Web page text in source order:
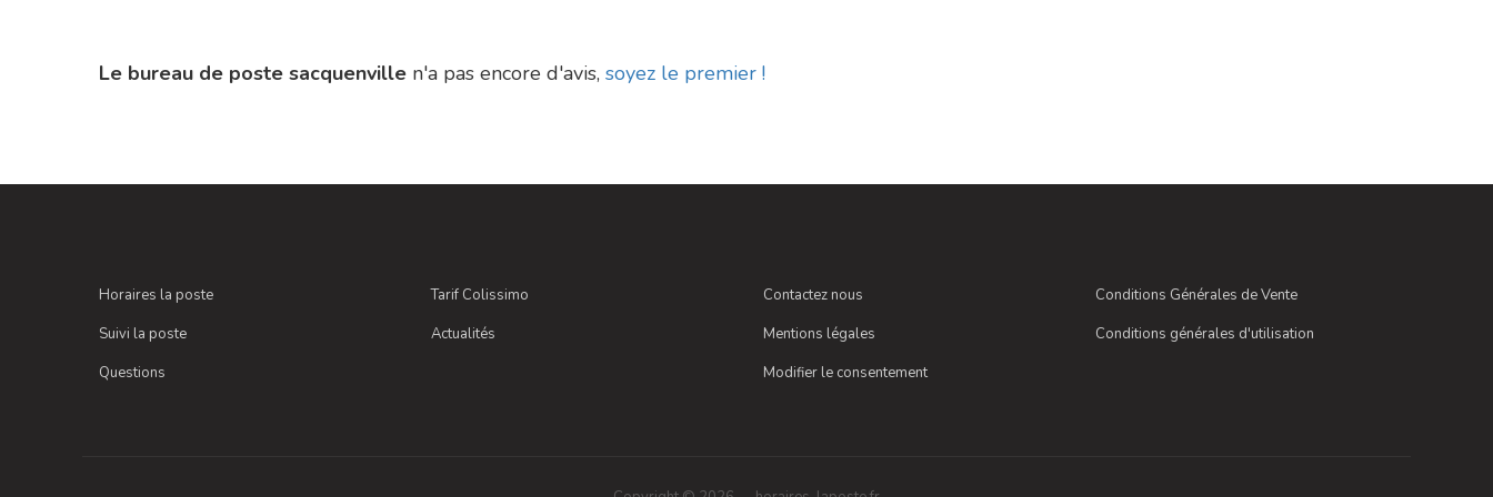
Le bureau de poste sacquenville n'a pas encore d'avis, soyez le premier !
Horaires la poste
Suivi la poste
Questions
Tarif Colissimo
Actualités
Contactez nous
Mentions légales
Modifier le consentement
Conditions Générales de Vente
Conditions générales d'utilisation